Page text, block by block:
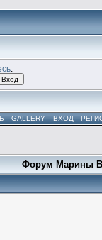
GALLERY ВХОД
Форум Марины